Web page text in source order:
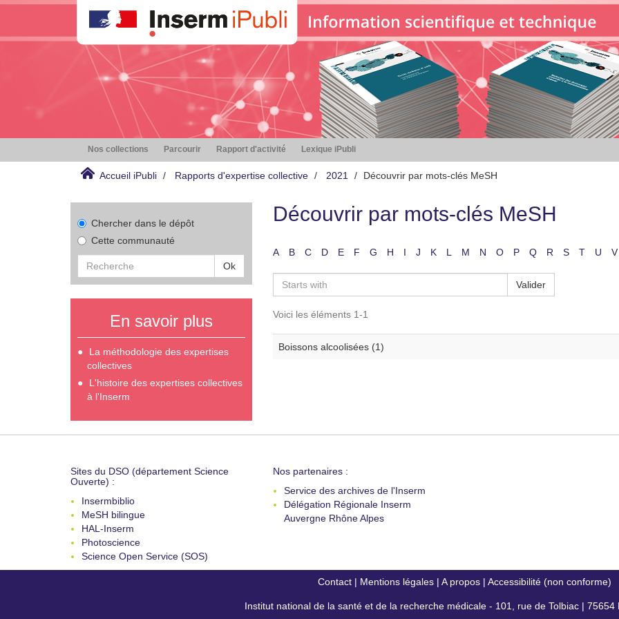
Nos collections Parcourir Rapport d'activité Lexique iPubli
Accueil iPubli Rapports d'expertise collective 2021 Découvrir par mots-clés MeSH
Chercher dans le dépôt
Cette communauté
Ok
En savoir plus
La méthodologie des expertises
collectives
L'histoire des expertises collectives
à l'Inserm
Découvrir par mots-clés MeSH
A B C D E F G H I J K L M N O P Q R S T U V
Valider
Voici les éléments 1-1
Boissons alcoolisées (1)
Sites du DSO (département Science
Ouverte) :
Insermbiblio
MeSH bilingue
HAL-Inserm
Photoscience
Science Open Service (SOS)
Nos partenaires :
Service des archives de l'Inserm
Délégation Régionale Inserm
Auvergne Rhône Alpes
Contact| Mentions légales| A propos| Accessibilité (non conforme)
Institut national de la santé et de la recherche médicale - 101, rue de Tolbiac | 75654